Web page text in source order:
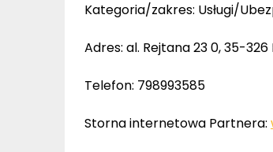
Kategoria/zakres: Usługi/
Adres: al. Rejtana 23 0, 35-326
Telefon: 798993585
Storna internetowa Partnera: